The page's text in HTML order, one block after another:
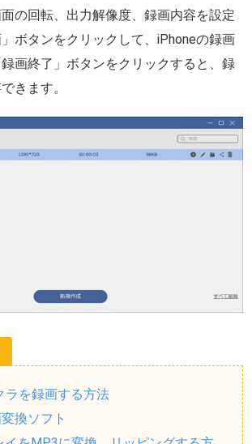
の回転、出力解像度、録画内容を設定
ボタンをクリックして、iPhoneの録画
画終了」ボタンをクリックすると、録
きます。
ラを録画する方法
換ソフト